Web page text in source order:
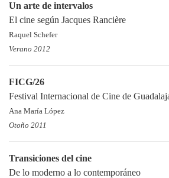
Un arte de intervalos
El cine según Jacques Rancière
Raquel Schefer
Verano 2012
FICG/26
Festival Internacional de Cine de
Ana María López
Otoño 2011
Transiciones del cine
De lo moderno a lo contemporáneo